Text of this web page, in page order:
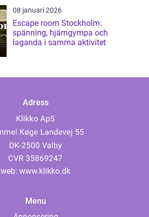
08 januari 2026
Escape room Stockholm:
spänning, hjärngympa och
laganda i samma aktivitet
Adress
web: www.klikko.dk
Menu